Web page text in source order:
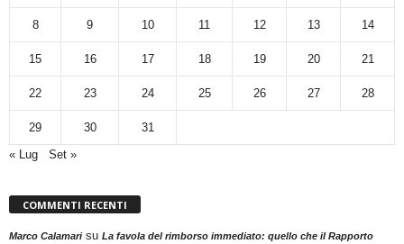
8 9 10 11 12 13 14
15 16 17 18 19 20 21
22 23 24 25 26 27 28
29 30
31
« Lug
Set »
COMMENTI RECENTI
Marco Calamarisu La favola del rimborso immediato: quello che il Rapporto